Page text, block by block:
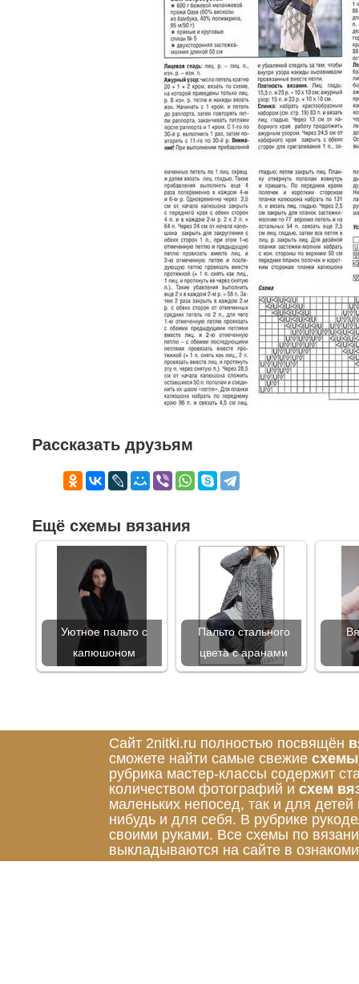
Рассказать друзьям
Ещё схемы вязания
Уютное пальто с
капюшоном
Пальто стального
цвета с аранами
Сайт 2nitki.ru полностью посвящён
сможете найти самые свежие схемы
рубрика мастер-классы содержит
количеством фотографий и схем
маленьких непосед, так и для
нибудь и для себя. В рубрике
своими руками. Все схемы по
выкладываются на сайте в